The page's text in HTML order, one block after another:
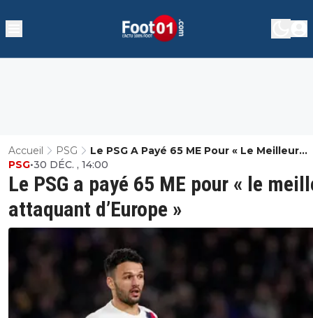
Accueil PSG
Le PSG A Payé 65 ME Pour « Le Meilleur
Attaquant D’Europe »
Le PSG a payé 65 ME pour « le
attaquant d’Europe »
PSG•30 DÉC. , 14:00